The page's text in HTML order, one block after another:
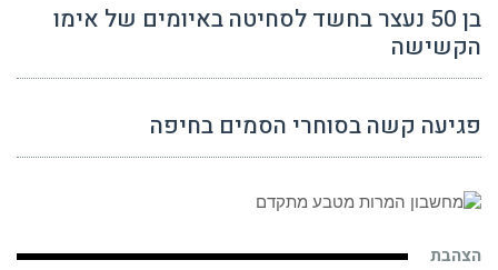
בן 50 נעצר בחשד לסחיטה באיומים של אימו
הקשישה
פגיעה קשה בסוחרי הסמים בחיפה
הצהבת